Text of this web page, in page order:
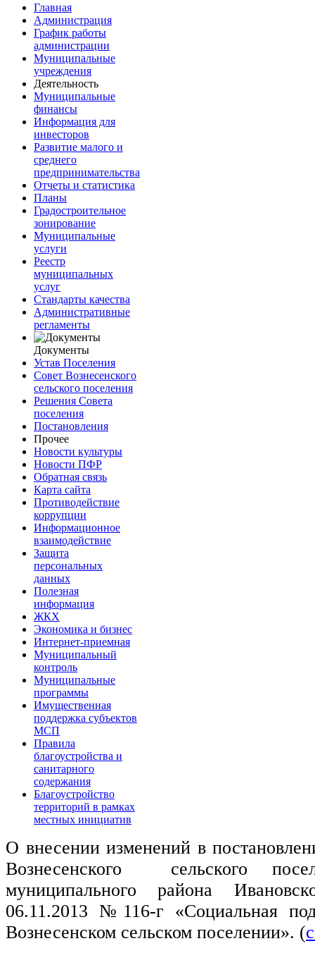
Главная
Администрация
График работы
администрации
Муниципальные
учреждения
Деятельность
Муниципальные
финансы
Информация для
инвесторов
Развитие малого и
среднего
предпринимательства
Отчеты и статистика
Планы
Градостроительное
зонирование
Муниципальные
услуги
Реестр
муниципальных
услуг
Стандарты качества
Административные
регламенты
Документы
Устав Поселения
Совет Вознесенского
сельского поселения
Решения Совета
поселения
Постановления
Прочее
Новости культуры
Новости ПФР
Обратная связь
Карта сайта
Противодействие
коррупции
Информационное
взаимодействие
Защита
персональных
данных
Полезная
информация
ЖКХ
Экономика и бизнес
Интернет-приемная
Муниципальный
контроль
Муниципальные
программы
Имущественная
поддержка субъектов
МСП
Правила
благоустройства и
санитарного
содержания
Благоустройство
территорий в рамках
местных инициатив
О внесении изменений в
Вознесенского сельского
муниципального района
06.11.2013 №116-г «Социальная
Вознесенском сельском поселении». (